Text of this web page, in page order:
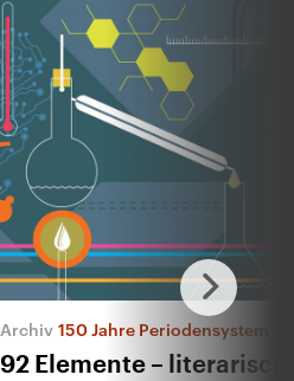
150 Jahre Periodensystem
92 Elemente – literarisch